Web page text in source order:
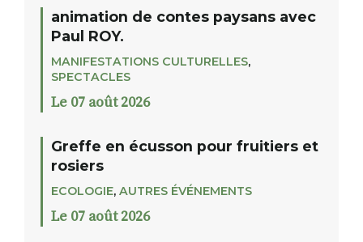
animation de contes paysans avec
Paul ROY.
MANIFESTATIONS CULTURELLES,
SPECTACLES
Le 07 août 2026
Greffe en écusson pour fruitiers et
rosiers
ECOLOGIE, AUTRES ÉVÉNEMENTS
Le 07 août 2026